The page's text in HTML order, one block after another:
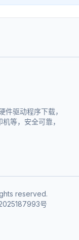
驱动程序下载，
等，安全可靠，
reserved.
号